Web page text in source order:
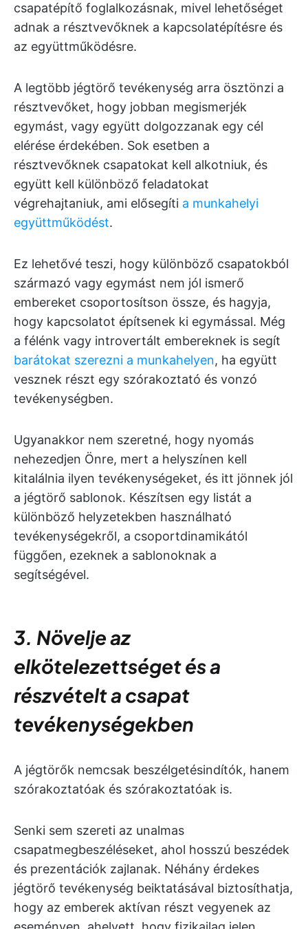
csapatépítő foglalkozásnak, mivel lehetőséget
adnak a résztvevőknek a kapcsolatépítésre és
az együttműködésre.
A legtöbb jégtörő tevékenység arra ösztönzi a
résztvevőket, hogy jobban megismerjék
egymást, vagy együtt dolgozzanak egy cél
elérése érdekében. Sok esetben a
résztvevőknek csapatokat kell alkotniuk, és
együtt kell különböző feladatokat
végrehajtaniuk, ami elősegíti a munkahelyi
együttműködést.
Ez lehetővé teszi, hogy különböző csapatokból
származó vagy egymást nem jól ismerő
embereket csoportosítson össze, és hagyja,
hogy kapcsolatot építsenek ki egymással. Még
a félénk vagy introvertált embereknek is segít
barátokat szerezni a munkahelyen, ha együtt
vesznek részt egy szórakoztató és vonzó
tevékenységben.
Ugyanakkor nem szeretné, hogy nyomás
nehezedjen Önre, mert a helyszínen kell
kitalálnia ilyen tevékenységeket, és itt jönnek jól
a jégtörő sablonok. Készítsen egy listát a
különböző helyzetekben használható
tevékenységekről, a csoportdinamikától
függően, ezeknek a sablonoknak a
segítségével.
3. Növelje az
elkötelezettséget és a
részvételt a csapat
tevékenységekben
A jégtörők nemcsak beszélgetésindítók, hanem
szórakoztatóak és szórakoztatóak is.
Senki sem szereti az unalmas
csapatmegbeszéléseket, ahol hosszú beszédek
és prezentációk zajlanak. Néhány érdekes
jégtörő tevékenység beiktatásával biztosíthatja,
hogy az emberek aktívan részt vegyenek az